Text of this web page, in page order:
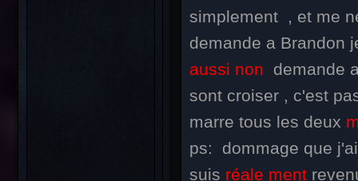
simplement , et me
demande a Brandon
aussi non demande
sont croiser , c'est
marre tous les deux
ps: dommage que
suis réale ment